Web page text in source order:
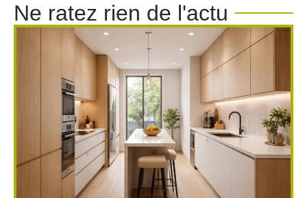
Ne ratez rien de l'actu